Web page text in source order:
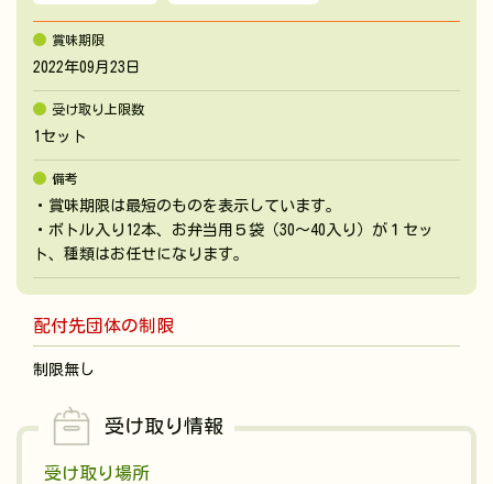
賞味期限
2022年09月23日
受け取り上限数
1セット
備考
・賞味期限は最短のものを表示しています。
・ボトル入り12本、お弁当用５袋（30～40入り）が１セッ
ト、種類はお任せになります。
配付先団体の制限
制限無し
受け取り情報
受け取り場所